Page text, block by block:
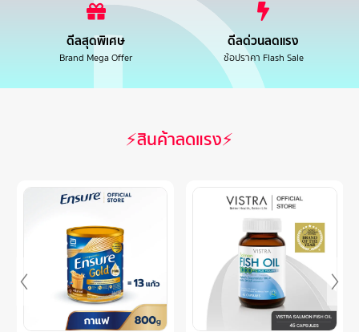
ดีลสุดพิเศษ
Brand Mega Offer
ดีลด่วนลดแรง
ช้อปราคา Flash Sale
⚡สินค้าลดแรง⚡